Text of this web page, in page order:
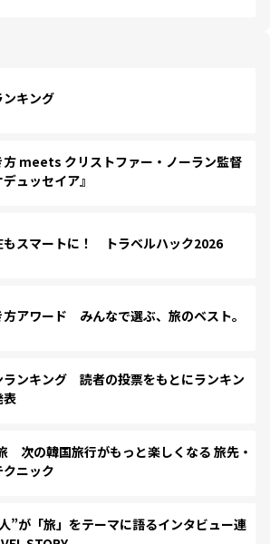
キング
方 meets クリストファー・ノーラン監督
ュッセイア』
もスマートに！ トラベルハック2026
アワード みんなで選ぶ、旅のベスト。
ランキング 読者の投票をもとにランキン
表
次の韓国旅行がもっと楽しくなる 旅先・
ニック
”が「旅」をテーマに語るインタビュー連